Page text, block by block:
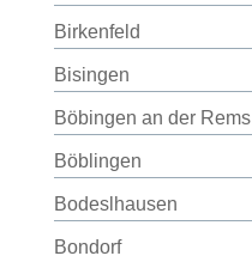
Birkenfeld
Bisingen
Böbingen an der Rems
Böblingen
Bodeslhausen
Bondorf